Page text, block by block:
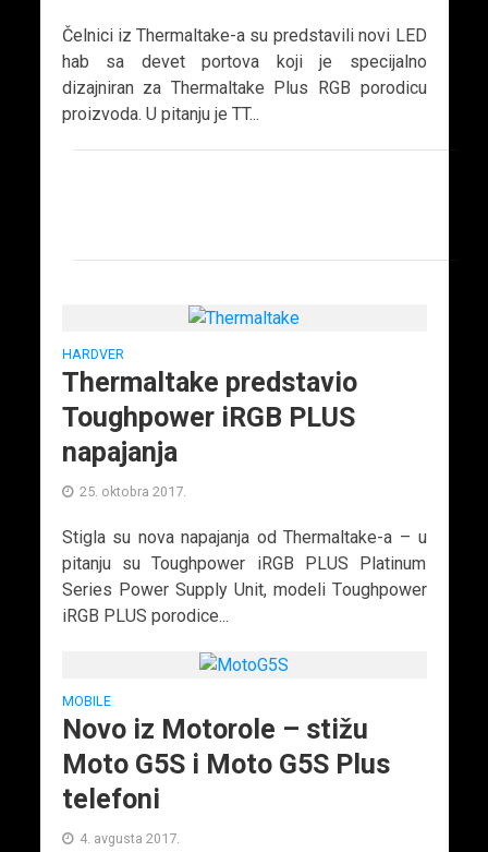
Čelnici iz Thermaltake-a su predstavili novi LED
hab sa devet portova koji je specijalno
dizajniran za Thermaltake Plus RGB porodicu
proizvoda. U pitanju je TT...
HARDVER
Thermaltake predstavio
Toughpower iRGB PLUS
napajanja
25. oktobra 2017.
Stigla su nova napajanja od Thermaltake-a – u
pitanju su Toughpower iRGB PLUS Platinum
Series Power Supply Unit, modeli Toughpower
iRGB PLUS porodice...
MOBILE
Novo iz Motorole – stižu
Moto G5S i Moto G5S Plus
telefoni
4. avgusta 2017.